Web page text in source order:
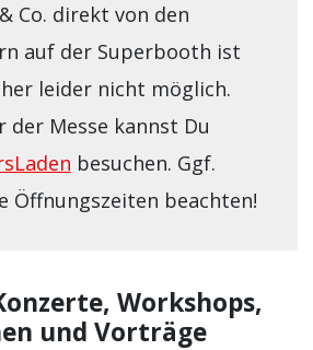
Co. direkt von den
auf der Superbooth ist
leider nicht möglich.
der Messe kannst Du
besuchen. Ggf.
Öffnungszeiten beachten!
Workshops,
und Vorträge